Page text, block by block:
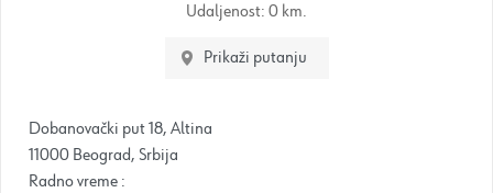
Udaljenost: 0 km.
Prikaži putanju
Dobanovački put 18, Altina
11000 Beograd, Srbija
Radno vreme :